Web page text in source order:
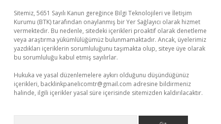
Sitemiz, 5651 Sayılı Kanun gereğince Bilgi Teknolojileri ve İletişim
Kurumu (BTK) tarafından onaylanmış bir Yer Sağlayıcı olarak hizmet
vermektedir. Bu nedenle, sitedeki içerikleri proaktif olarak denetleme
veya araştırma yükümlülüğümüz bulunmamaktadır. Ancak, üyelerimiz
yazdıkları içeriklerin sorumluluğunu taşımakta olup, siteye üye olarak
bu sorumluluğu kabul etmiş sayılırlar.
Hukuka ve yasal düzenlemelere aykırı olduğunu düşündüğünüz
içerikleri, backlinkpanelicomtr@gmail.com adresine bildirmeniz
halinde, ilgili içerikler yasal süre içerisinde sitemizden kaldırılacaktır.